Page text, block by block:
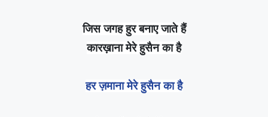
जिस जगह हुर बनाए जाते हैं
कारख़ाना मेरे हुसैन का है
हर ज़माना मेरे हुसैन का है